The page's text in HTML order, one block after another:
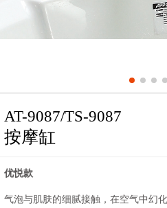
AT-9087/TS-9087
按摩缸
优悦款
气泡与肌肤的细腻接触，在空气中幻